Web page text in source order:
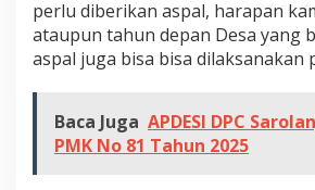
perlu diberikan aspal, harapan
ataupun tahun depan Desa yang
aspal juga bisa bisa dilaksanakan
Baca Juga APDESI DPC
PMK No 81 Tahun 2025